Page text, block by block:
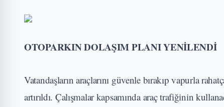
OTOPARKIN DOLAŞIM PLANI YENİLENDİ
Vatandaşların araçlarını güvenle bırakıp vapurla
artırıldı. Çalışmalar kapsamında araç trafiğinin